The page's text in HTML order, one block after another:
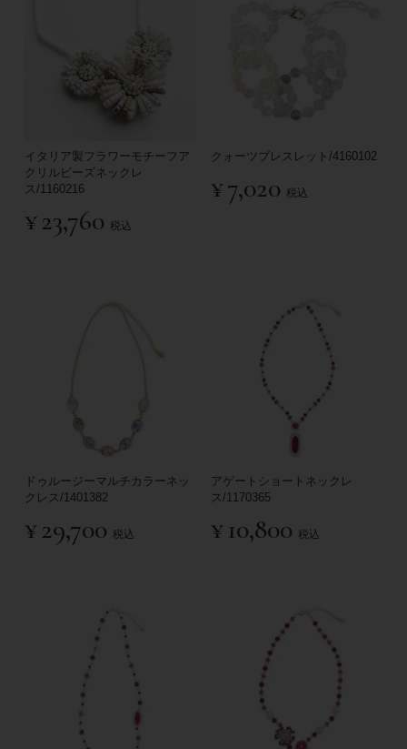
イタリア製フラワーモチーフア
クリルビーズネックレ
ス/1160216
¥23,760 税込
クォーツブレスレット/4160102
¥7,020 税込
ドゥルージーマルチカラーネッ
クレス/1401382
¥29,700 税込
アゲートショートネックレ
ス/1170365
¥ 10,800 税込